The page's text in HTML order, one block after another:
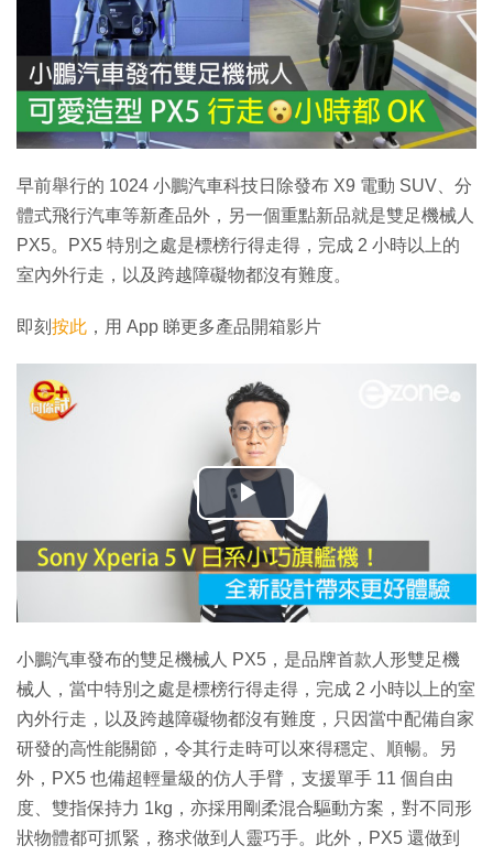
早前舉行的 1024 小鵬汽車科技日除發布 X9 電動 SUV、分
體式飛行汽車等新產品外，另一個重點新品就是雙足機械人
PX5。PX5 特別之處是標榜行得走得，完成 2 小時以上的
室內外行走，以及跨越障礙物都沒有難度。
即刻 按此 ，用 App 睇更多產品開箱影片
播
放
影
片
小鵬汽車發布的雙足機械人 PX5，是品牌首款人形雙足機
械人，當中特別之處是標榜行得走得，完成 2 小時以上的室
內外行走，以及跨越障礙物都沒有難度，只因當中配備自家
研發的高性能關節，令其行走時可以來得穩定、順暢。另
外，PX5 也備超輕量級的仿人手臂，支援單手 11 個自由
度、雙指保持力 1kg，亦採用剛柔混合驅動方案，對不同形
狀物體都可抓緊，務求做到人靈巧手。此外，PX5 還做到